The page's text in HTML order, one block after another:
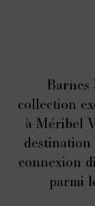
Barnes
collection
à Méribel
connexion
parmi